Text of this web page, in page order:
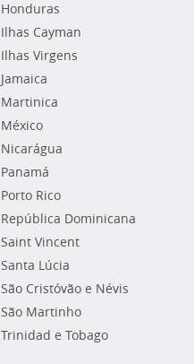
Honduras
Ilhas Cayman
Ilhas Virgens
Jamaica
Martinica
México
Nicarágua
Panamá
Porto Rico
República Dominicana
Saint Vincent
Santa Lúcia
São Cristóvão e Névis
São Martinho
Trinidad e Tobago